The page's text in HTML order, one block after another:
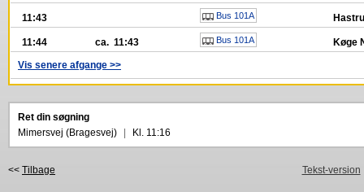
11:43 Bus 101A
11:44 ca. 11:43 Bus 101A
Køge
Vis senere afgange >>
Ret din søgning
Mimersvej (Bragesvej)
Kl. 11:16
<< Tilbage Tekst-version